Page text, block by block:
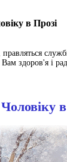
в Прозі
здоров'я і
в